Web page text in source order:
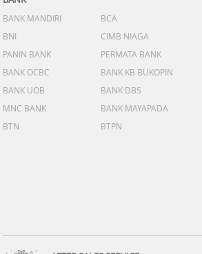
BANK MANDIRI BCA
BNI
CIMB NIAGA
PANIN BANK
PERMATA BANK
BANK OCBC
BANK KB BUKOPIN
BANK UOB
BANK DBS
MNC BANK
BANK MAYAPADA
BTN
BTPN